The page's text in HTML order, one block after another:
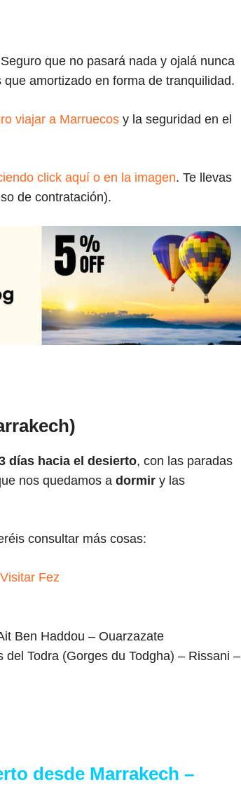
que no pasará nada y ojalá nunca
amortizado en forma de tranquilidad.
viajar a Marruecos y la seguridad en el
click aquí o en la imagen. Te llevas
de contratación).
días hacia el desierto, con las paradas
nos quedamos a dormir y las
consultar más cosas:
Visitar Fez
Ben Haddou – Ouarzazate
del Todra (Gorges du Todgha) – Rissani –
desde Marrakech –